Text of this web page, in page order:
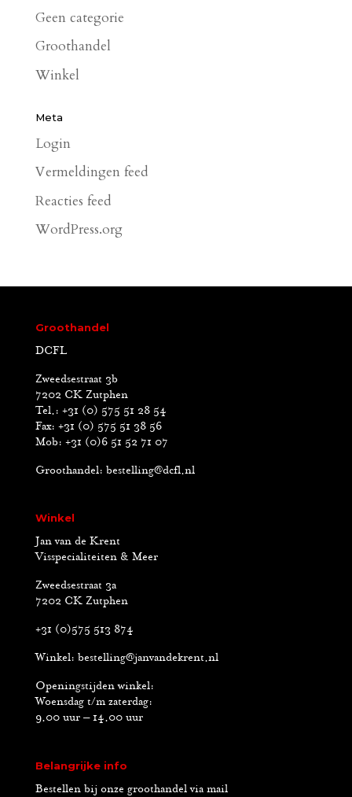
Geen categorie
Groothandel
Winkel
Meta
Login
Vermeldingen feed
Reacties feed
WordPress.org
Groothandel
DCFL
Zweedsestraat 3b
7202 CK Zutphen
Tel.: +31 (0) 575 51 28 54
Fax: +31 (0) 575 51 38 56
Mob: +31 (0)6 51 52 71 07
Groothandel: bestelling@dcfl.nl
Winkel
Jan van de Krent
Visspecialiteiten & Meer
Zweedsestraat 3a
7202 CK Zutphen
+31 (0)575 513 874
Winkel: bestelling@janvandekrent.nl
Openingstijden winkel:
Woensdag t/m zaterdag:
9.00 uur – 14.00 uur
Belangrijke info
Bestellen bij onze groothandel via mail